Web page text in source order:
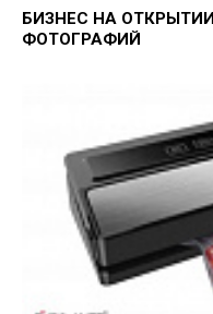
БИЗНЕС НА
ФОТОГРАФИЙ